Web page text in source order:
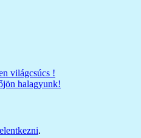
világcsúcs !
halagyunk!
.